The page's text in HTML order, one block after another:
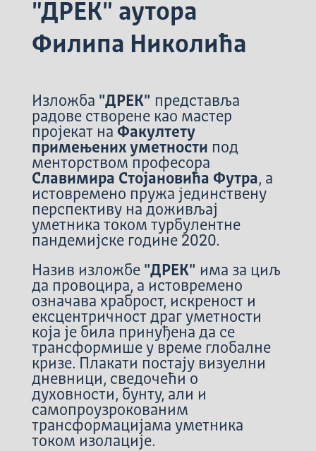
"ДРЕК" аутора
Филипа Николића
Изложба "ДРЕК" представља
радове створене као мастер
пројекат на Факултету
примењених уметности под
менторством професора
Славимира Стојановића Футра, а
истовремено пружа јединствену
перспективу на доживљај
уметника током турбулентне
пандемијске године 2020.
Назив изложбе "ДРЕК" има за циљ
да провоцира, а истовремено
означава храброст, искреност и
ексцентричност драг уметности
која је била принуђена да се
трансформише у време глобалне
кризе. Плакати постају визуелни
дневници, сведочећи о
духовности, бунту, али и
самопроузрокованим
трансформацијама уметника
током изолације.